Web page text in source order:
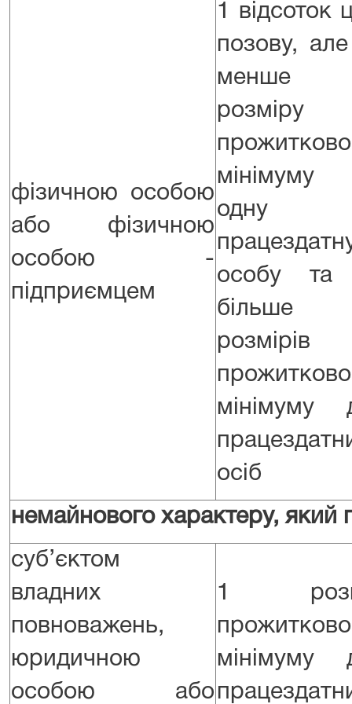
фізичною особою
або фізичною
особою -
підприємцем
1 відсоток
позову,
менше
розміру
мінімуму
одну
особу та
розмірів
мінімуму
осіб
немайнового характеру, який
суб’єктом
владних
повноважень,
юридичною
особою або
1
мінімуму